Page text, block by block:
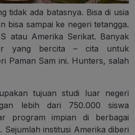
tidak ada batasnya. Bisa di usia
bisa sampai ke negeri tetangga.
atau Amerika Serikat. Banyak
yang bercita – cita untuk
Paman Sam ini. Hunters, salah
tujuan studi luar negeri
lebih dari 750.000 siswa
program impian di berbagai
Sejumlah institusi Amerika diberi